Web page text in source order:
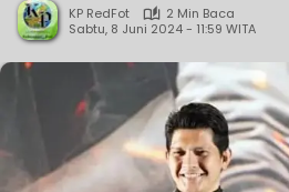
KP RedFot
2 Min Baca
Sabtu, 8 Juni 2024 - 11:59 WITA